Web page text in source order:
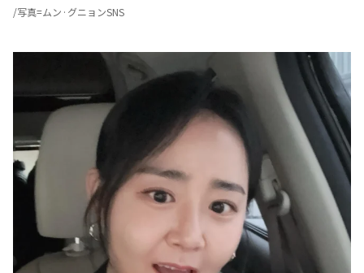
/写真=ムン·グニョンSNS